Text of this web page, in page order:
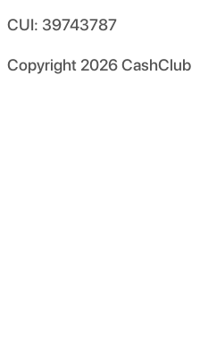
CUI: 39743787
Copyright 2026CashClub